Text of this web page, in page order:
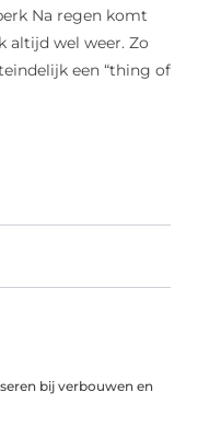
Na regen komt
altijd wel weer. Zo
een “thing of
bij verbouwen en